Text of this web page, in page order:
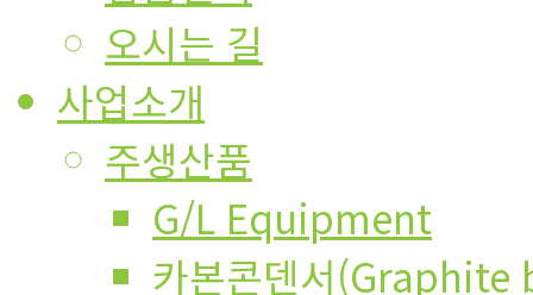
오시는 길
사업소개
주생산품
G/L Equipment
카본콘덴서